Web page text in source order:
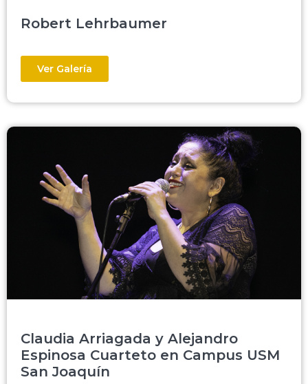
Robert Lehrbaumer
Ver Galería
Claudia Arriagada y Alejandro
Espinosa Cuarteto en Campus USM
San Joaquín